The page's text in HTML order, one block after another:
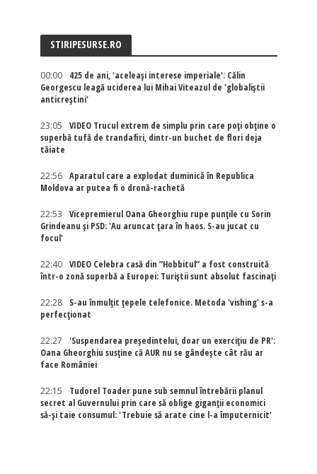
STIRIPESURSE.RO
00:00
425 de ani, 'aceleași interese imperiale': Călin
Georgescu leagă uciderea lui Mihai Viteazul de 'globaliștii
anticreștini'
23:05
VIDEO Trucul extrem de simplu prin care poți obține o
superbă tufă de trandafiri, dintr-un buchet de flori deja
tăiate
22:56
Aparatul care a explodat duminică în Republica
Moldova ar putea fi o dronă-rachetă
22:53
Vicepremierul Oana Gheorghiu rupe punțile cu Sorin
Grindeanu și PSD: 'Au aruncat țara în haos. S-au jucat cu
focul'
22:40
VIDEO Celebra casă din ”Hobbitul” a fost construită
într-o zonă superbă a Europei: Turiștii sunt absolut fascinați
22:28
S-au înmulțit țepele telefonice. Metoda 'vishing' s-a
perfecționat
22:27
'Suspendarea președintelui, doar un exercițiu de PR':
Oana Gheorghiu susține că AUR nu se gândește cât rău ar
face României
22:15
Tudorel Toader pune sub semnul întrebării planul
secret al Guvernului prin care să oblige giganții economici
să-și taie consumul: 'Trebuie să arate cine l-a împuternicit'